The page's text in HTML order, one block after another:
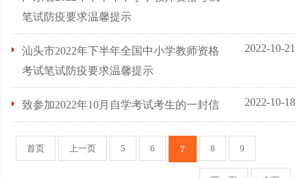
笔试防疫要求温馨提示
汕头市2022年下半年全国中小学教师资格
考试笔试防疫要求温馨提示
2022-10-21
致参加2022年10月自学考试考生的一封信 2022-10-18
首页 上一页 5 6 7 8 9